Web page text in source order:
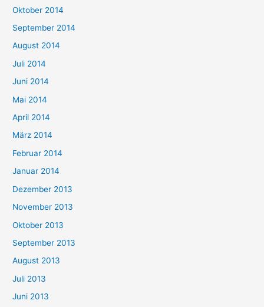
Oktober 2014
September 2014
August 2014
Juli 2014
Juni 2014
Mai 2014
April 2014
März 2014
Februar 2014
Januar 2014
Dezember 2013
November 2013
Oktober 2013
September 2013
August 2013
Juli 2013
Juni 2013